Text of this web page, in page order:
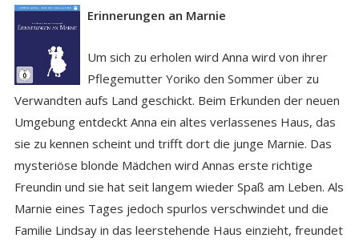
Erinnerungen an Marnie
Um sich zu erholen wird Anna wird von ihrer
Pflegemutter Yoriko den Sommer über zu
Verwandten aufs Land geschickt. Beim Erkunden der neuen
Umgebung entdeckt Anna ein altes verlassenes Haus, das
sie zu kennen scheint und trifft dort die junge Marnie. Das
mysteriöse blonde Mädchen wird Annas erste richtige
Freundin und sie hat seit langem wieder Spaß am Leben. Als
Marnie eines Tages jedoch spurlos verschwindet und die
Familie Lindsay in das leerstehende Haus einzieht, freundet